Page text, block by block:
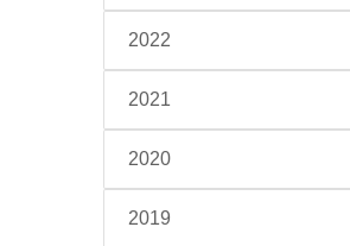
2022
2021
2020
2019